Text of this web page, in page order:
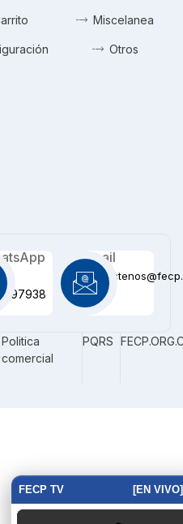
FECP TV [EN VIVO]
Miscelanea
Otros
Email
Politica
comercial
PQRS